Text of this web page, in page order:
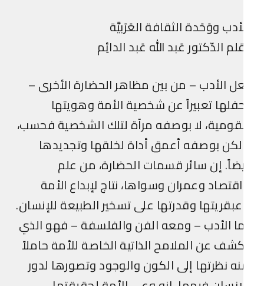
ووَحَدة الثقافة العَرَبيَّة
الدّكتور عَبد الله عَبد الدائِم
الأدب – من بين مظاهر الحضارة الأخرى –
تعبيراً عن شخصية الأمة وهويتها
لا بوصفه مرآة لتلك الشخصية فحسب،
بوصفه أعمق أداة لخلقها وتجديدها
إن سائر قسمات الحضارة، من علم
وعمران وسواها، نتاج لإبداع الأمة
وقدرتها على تسخير الطبيعة للإنسان.
الأدب – ومعه الفن والفلسفة – فهو الذي
عن الملامح الذاتية الخاصة للأمة حاملاً
نظرتها إلى الكون والوجود وتصورها لدور